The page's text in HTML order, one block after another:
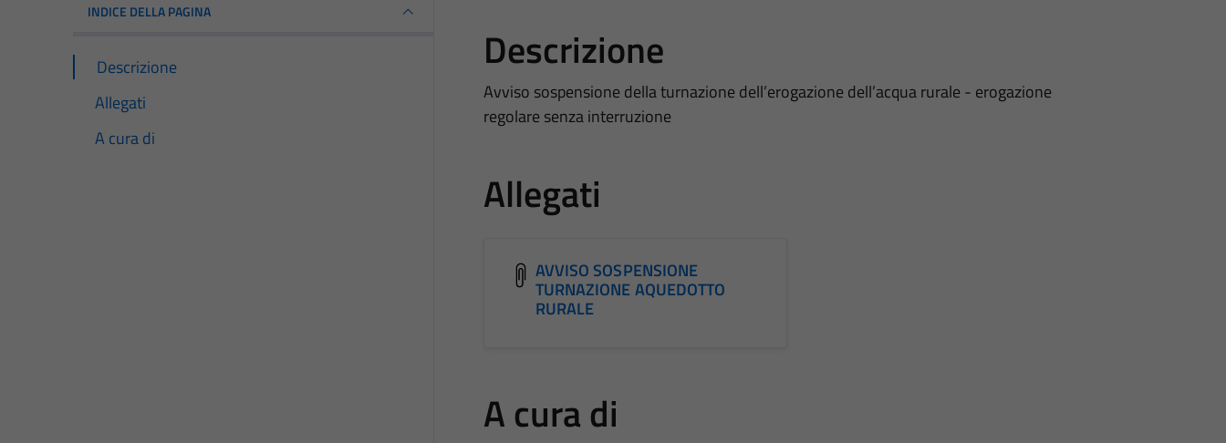
INDICE DELLA PAGINA
Descrizione
Allegati
A cura di
Descrizione
Avviso sospensione della turnazione dell’erogazione dell’acqua rurale - erogazione
regolare senza interruzione
Allegati
AVVISO SOSPENSIONE
TURNAZIONE AQUEDOTTO
RURALE
A cura di